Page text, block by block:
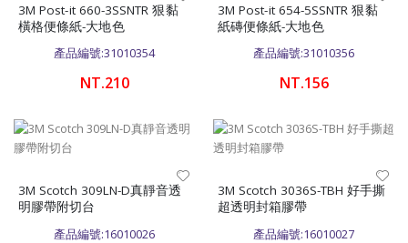
3M Post-it 660-3SSNTR 狠黏
橫格便條紙-大地色
產品編號:31010354
NT.210
3M Post-it 654-5SSNTR 狠黏
紙磚便條紙-大地色
產品編號:31010356
NT.156
3M Scotch 309LN-D真靜音透
明膠帶附切台
產品編號:16010026
3M Scotch 3036S-TBH 好手撕
超透明封箱膠帶
產品編號:16010027